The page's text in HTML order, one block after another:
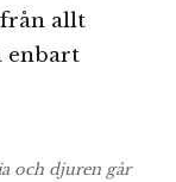
allt
enbart
och djuren går